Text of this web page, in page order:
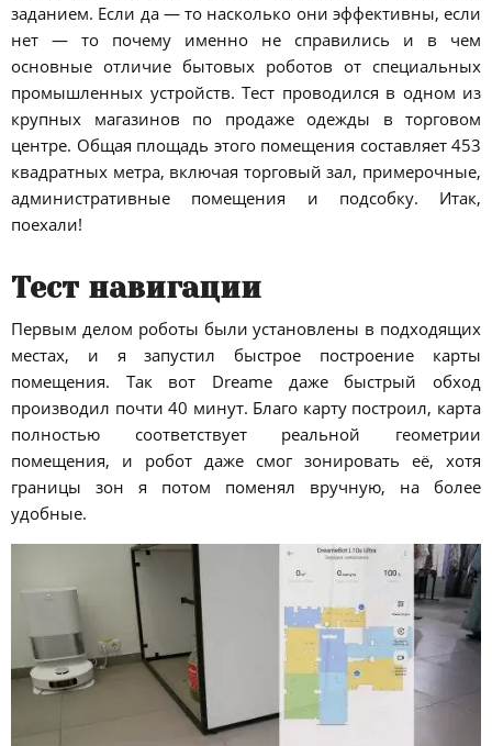
заданием. Если да — то насколько они эффективны, если
нет — то почему именно не справились и в чем
основные отличие бытовых роботов от специальных
промышленных устройств. Тест проводился в одном из
крупных магазинов по продаже одежды в торговом
центре. Общая площадь этого помещения составляет 453
квадратных метра, включая торговый зал, примерочные,
административные помещения и подсобку. Итак,
поехали!
Тест навигации
Первым делом роботы были установлены в подходящих
местах, и я запустил быстрое построение карты
помещения. Так вот Dreame даже быстрый обход
производил почти 40 минут. Благо карту построил, карта
полностью соответствует реальной геометрии
помещения, и робот даже смог зонировать её, хотя
границы зон я потом поменял вручную, на более
удобные.